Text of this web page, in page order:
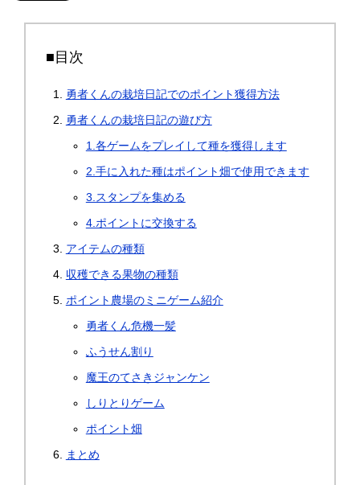
■目次
勇者くんの栽培日記でのポイント獲得方法
勇者くんの栽培日記の遊び方
1.各ゲームをプレイして種を獲得します
2.手に入れた種はポイント畑で使用できます
3.スタンプを集める
4.ポイントに交換する
アイテムの種類
収穫できる果物の種類
ポイント農場のミニゲーム紹介
勇者くん危機一髪
ふうせん割り
魔王のてさきジャンケン
しりとりゲーム
ポイント畑
まとめ